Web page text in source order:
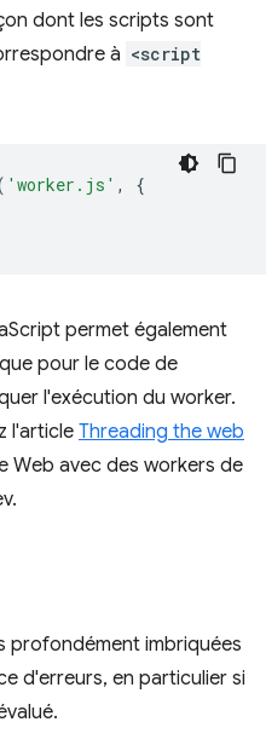
dont les scripts sont
à <script
'worker.js' ,
{
permet également
pour le code de
l'exécution du worker.
l'article Threading the web
Web avec des workers de
profondément imbriquées
d'erreurs, en particulier si